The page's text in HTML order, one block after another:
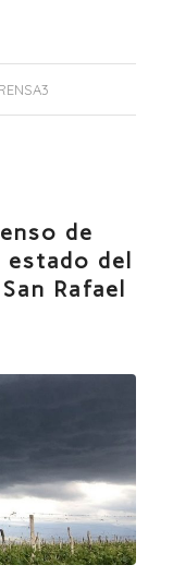
de
estado del
Rafael